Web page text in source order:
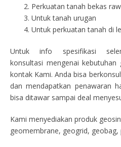
Perkuatan tanah bekas
Untuk tanah urugan
Untuk perkuatan tanah di
Untuk info spesifikasi
konsultasi mengenai
kontak Kami. Anda bisa
dan mendapatkan penawaran
bisa ditawar sampai deal
Kami menyediakan produk
geomembrane, geogrid, geobag,